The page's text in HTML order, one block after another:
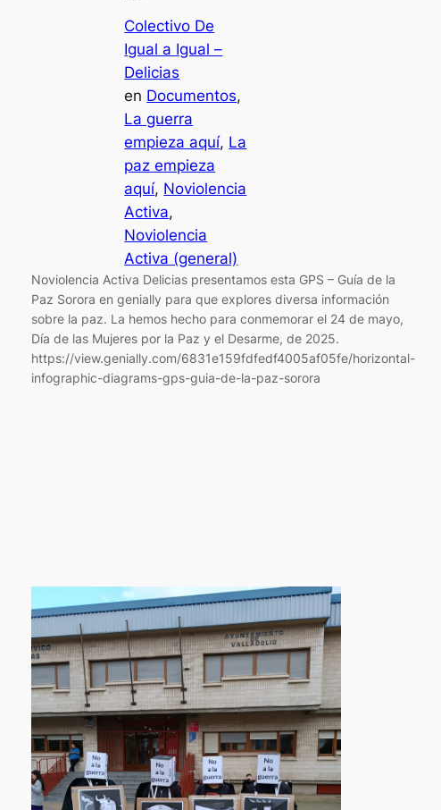
Colectivo De
Igual a Igual –
Delicias
en Documentos
La guerra
empieza aquí, La
paz empieza
aquí, Noviolencia
Activa
Noviolencia
Activa (general)
Noviolencia Activa Delicias presentamos esta GPS – Guía de la
Paz Sorora en genially para que explores diversa información
sobre la paz. La hemos hecho para conmemorar el 24 de mayo,
Día de las Mujeres por la Paz y el Desarme, de 2025.
https://view.genially.com/6831e159fdfedf4005af05fe/horizontal-
infographic-diagrams-gps-guia-de-la-paz-sorora